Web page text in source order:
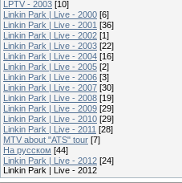
LPTV - 2003 [10]
Linkin Park | Live - 2000 [6]
Linkin Park | Live - 2001 [36]
Linkin Park | Live - 2002 [1]
Linkin Park | Live - 2003 [22]
Linkin Park | Live - 2004 [16]
Linkin Park | Live - 2005 [2]
Linkin Park | Live - 2006 [3]
Linkin Park | Live - 2007 [30]
Linkin Park | Live - 2008 [19]
Linkin Park | Live - 2009 [29]
Linkin Park | Live - 2010 [29]
Linkin Park | Live - 2011 [28]
MTV about "ATS" tour [7]
На русском [44]
Linkin Park | Live - 2012 [24]
Linkin Park | Live - 2012